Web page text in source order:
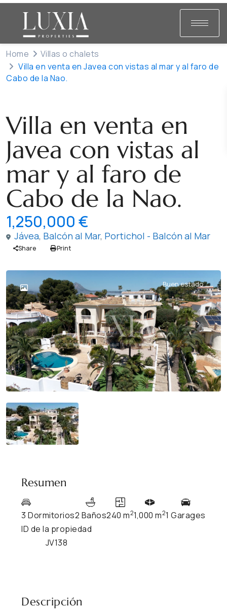
Home
Villas o chalets
Villa en venta en Javea con vistas al mar y al faro de
Cabo de la Nao.
Villa en venta en
Javea con vistas al
mar y al faro de
Cabo de la Nao.
1,250,000 €
Jávea, Balcón al Mar, Portichol - Balcón al Mar
Share Print
Buen estado
Resumen
3 Dormitorios2 Baños240 m21,000 m21 Garages
ID de la propiedad
JV138
Descripción